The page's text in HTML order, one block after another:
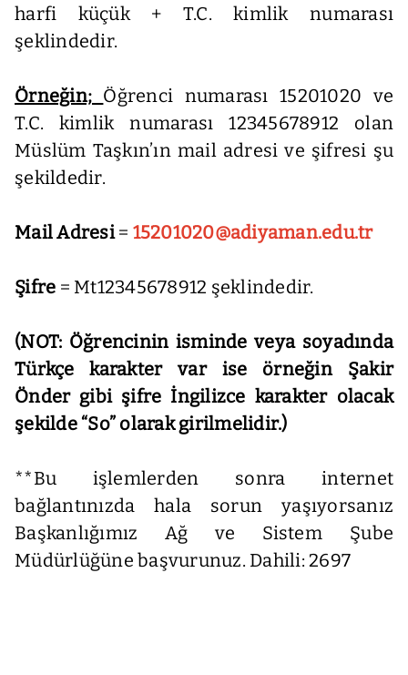
harfi küçük + T.C. kimlik numarası
şeklindedir.
Örneğin; Öğrenci numarası 15201020 ve
T.C. kimlik numarası 12345678912 olan
Müslüm Taşkın’ın mail adresi ve şifresi şu
şekildedir.
Mail Adresi= 15201020@adiyaman.edu.tr
Şifre = Mt12345678912 şeklindedir.
(NOT: Öğrencinin isminde veya soyadında
Türkçe karakter var ise örneğin Şakir
Önder gibi şifre İngilizce karakter olacak
şekilde “So” olarak girilmelidir.)
**Bu işlemlerden sonra internet
bağlantınızda hala sorun yaşıyorsanız
Başkanlığımız Ağ ve Sistem Şube
Müdürlüğüne başvurunuz. Dahili: 2697